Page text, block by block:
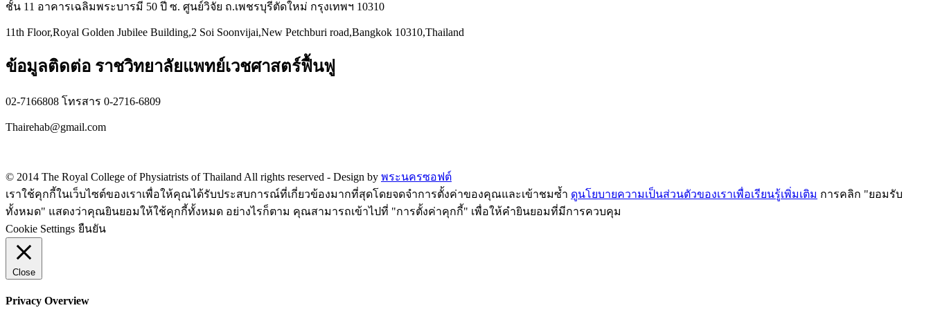
ชั้น 11 อาคารเฉลิมพระบารมี 50 ปี ซ. ศูนย์วิจัย ถ.เพชรบุรีตัดใหม่ กรุงเทพฯ 10310
11th Floor,Royal Golden Jubilee Building,2 Soi Soonvijai,New Petchburi road,Bangkok 10310,Thailand
ข้อมูลติดต่อ ราชวิทยาลัยแพทย์เวชศาสตร์ฟื้นฟู
02-7166808 โทรสาร 0-2716-6809
Thairehab@gmail.com
© 2014 The Royal College of Physiatrists of Thailand All rights reserved - Design by พระนครซอฟต์
เราใช้คุกกี้ในเว็บไซต์ของเราเพื่อให้คุณได้รับประสบการณ์ที่เกี่ยวข้องมากที่สุดโดยจดจำการตั้งค่าของคุณและเข้าชมซ้ำ ดูนโยบายความเป็นส่วนตัวของเราเพื่อเรียนรู้เพิ่มเติม การคลิก "ยอมรับ
ทั้งหมด" แสดงว่าคุณยินยอมให้ใช้คุกกี้ทั้งหมด อย่างไรก็ตาม คุณสามารถเข้าไปที่ "การตั้งค่าคุกกี้" เพื่อให้คำยินยอมที่มีการควบคุม
Cookie Settings ยืนยัน
Close
Privacy Overview